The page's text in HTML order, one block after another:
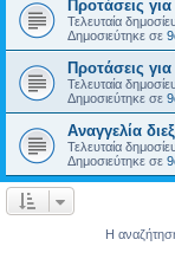
Προτάσεις
Τελευταία
Δημοσιεύτηκε σε
Προτάσεις
Τελευταία
Δημοσιεύτηκε σε
Αναγγελία
Τελευταία
Δημοσιεύτηκε σε
Η